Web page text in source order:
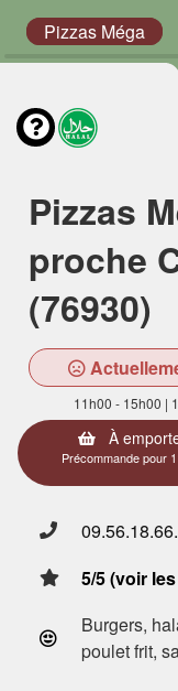
Pizzas Méga
Pizzas
proche
(76930)
11h00 - 15h00 |
À
Précommande pour
5/5 (voir
Burgers,
poulet frit,